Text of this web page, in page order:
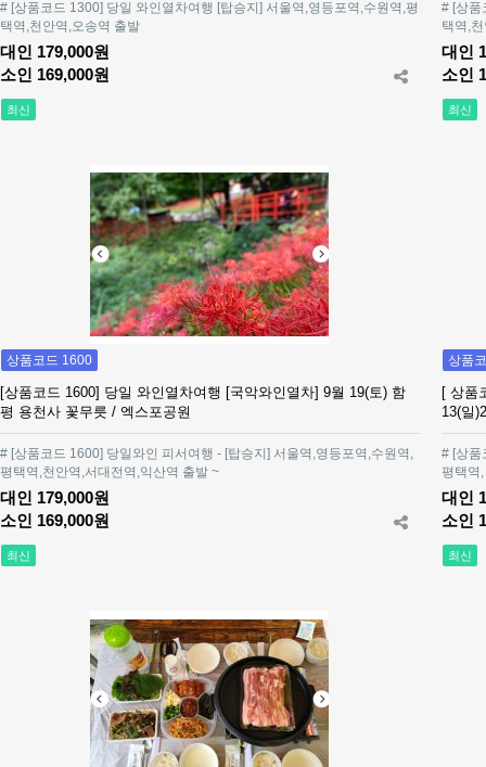
# [상품코드 1300] 당일 와인열차여행 [탑승지] 서울역,영등포역,수원역,평
택역,천안역,오송역 출발
대인 179,000원
소인 169,000원
최신
# [상품
택역,
대인
소인
최신
상품코드 1600
[상품코드 1600] 당일 와인열차여행 [국악와인열차] 9월 19(토) 함
평 용천사 꽃무릇 / 엑스포공원
# [상품코드 1600] 당일와인 피서여행 - [탑승지] 서울역,영등포역,수원역,
평택역,천안역,서대전역,익산역 출발 ~
대인 179,000원
소인 169,000원
최신
상품
[ 상품
13(일
# [상품
평택역
대인
소인
최신